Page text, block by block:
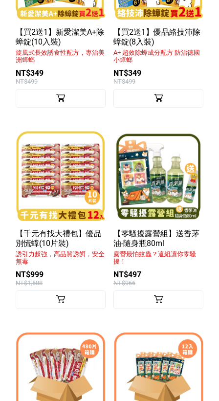
【買2送1】新愛潔美A+除
蟑錠(10入裝)
旋風式長效誘食性配方，專治美
洲蟑螂
NT$349
NT$499
【買2送1】優品絡技沛除
蟑錠(8入裝)
A+ 超效除蟑成分配方 防治德國
小蟑螂
NT$349
NT$499
【千元有找大禮包】優品
別慌蟑(10片裝)
誘引力超強，高品質誘餌，安全
無毒
NT$999
NT$1,688
【零騷擾露營組】送香茅
油-隨身瓶80ml
露營最怕蚊蟲？這組讓你零騷
擾！
NT$497
NT$966